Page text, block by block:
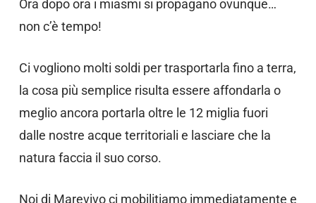
Ora dopo ora i miasmi si propagano ovunque…
non c’è tempo!
Ci vogliono molti soldi per trasportarla fino a terra,
la cosa più semplice risulta essere affondarla o
meglio ancora portarla oltre le 12 miglia fuori
dalle nostre acque territoriali e lasciare che la
natura faccia il suo corso.
Noi di Marevivo ci mobilitiamo immediatamente e